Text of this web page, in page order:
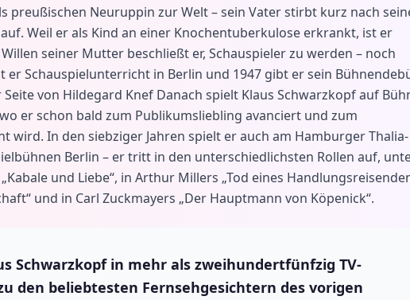
preußischen Neuruppin zur Welt – sein Vater stirbt kurz nach
Weil er als Kind an einer Knochentuberkulose erkrankt, ist er
seiner Mutter beschließt er, Schauspieler zu werden – noch
Schauspielunterricht in Berlin und 1947 gibt er sein
von Hildegard Knef Danach spielt Klaus Schwarzkopf auf
er schon bald zum Publikumsliebling avanciert und zum
wird. In den siebziger Jahren spielt er auch am Hamburger Thalia-
Berlin – er tritt in den unterschiedlichsten Rollen auf,
und Liebe“, in Arthur Millers „Tod eines
und in Carl Zuckmayers „Der Hauptmann von Köpenick“.
Schwarzkopf in mehr als zweihundertfünfzig TV-
den beliebtesten Fernsehgesichtern des vorigen